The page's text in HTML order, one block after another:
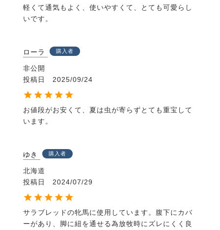
軽くて通気もよく、使いやすくて、とても可愛らし
いです。
ローラ 購入者
非公開
投稿日
2025/09/24
お値段がお安くて、夏は虫が寄らずとても重宝して
います。
ゆき 購入者
北海道
投稿日
2024/07/29
サラブレッドの牝馬に使用しています。腹下にカバ
ーがあり、脚に紐を通せる為放牧時にズレにくく良